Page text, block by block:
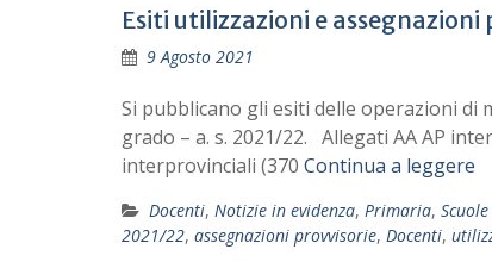
Esiti utilizzazioni e
9 Agosto 2021
Si pubblicano gli esiti delle operazioni di
grado – a. s. 2021/22. Allegati AA AP
interprovinciali (370 Continua a leggere
Docenti, Notizie in evidenza, Primaria,
2021/22, assegnazioni provvisorie, Docenti,